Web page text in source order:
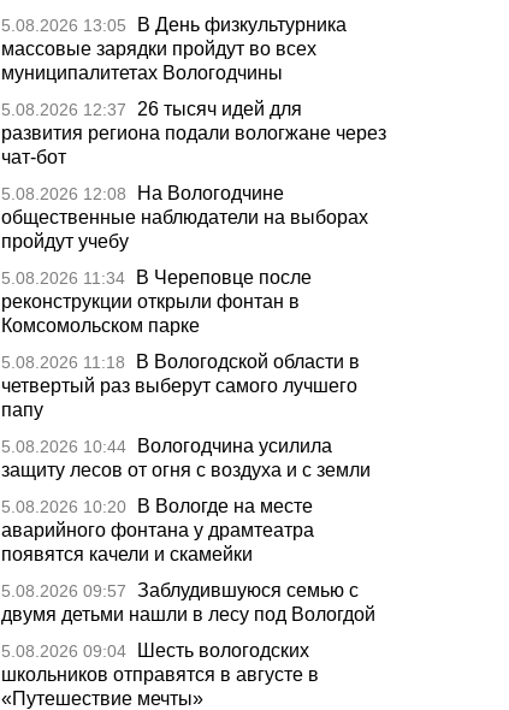
5.08.2026 13:05
В День физкультурника
массовые зарядки пройдут во всех
муниципалитетах Вологодчины
5.08.2026 12:37
26 тысяч идей для
развития региона подали вологжане через
чат-бот
5.08.2026 12:08
На Вологодчине
общественные наблюдатели на выборах
пройдут учебу
5.08.2026 11:34
В Череповце после
реконструкции открыли фонтан в
Комсомольском парке
5.08.2026 11:18
В Вологодской области в
четвертый раз выберут самого лучшего
папу
5.08.2026 10:44
Вологодчина усилила
защиту лесов от огня с воздуха и с земли
5.08.2026 10:20
В Вологде на месте
аварийного фонтана у драмтеатра
появятся качели и скамейки
5.08.2026 09:57
Заблудившуюся семью с
двумя детьми нашли в лесу под Вологдой
5.08.2026 09:04
Шесть вологодских
школьников отправятся в августе в
«Путешествие мечты»